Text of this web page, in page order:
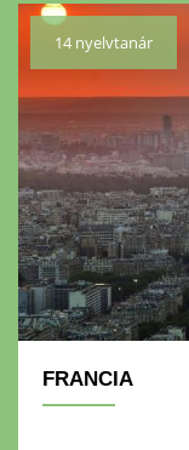
14 nyelvtanár
FRANCIA